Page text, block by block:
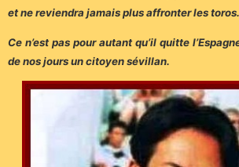
et ne reviendra jamais plus affronter les toros.
Ce n’est pas pour autant qu’il quitte
de nos jours un citoyen sévillan.